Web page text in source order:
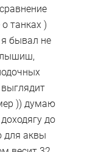
танках )
я бывал не
)) думаю
до
для аквы